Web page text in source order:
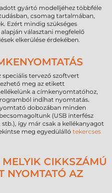
gyártó modelljéhez többféle
csomag tartalmában,
Ezért mindig szükséges
választani megfelelő
elkerülése érdekében.
tervező szoftvert
meg az etikett
a címkenyomtatóhoz,
indíhat nyomtatás.
dobozában minden
(USB interfész
így már csak a kellékanyagot
meg egyedülálló tekercses
CIKKSZÁMÚ
NYOMTATÓ AZ